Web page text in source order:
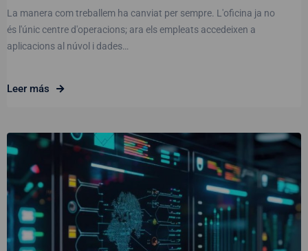
La manera com treballem ha canviat per sempre. L'oficina ja no
és l'únic centre d'operacions; ara els empleats accedeixen a
aplicacions al núvol i dades…
Leer más